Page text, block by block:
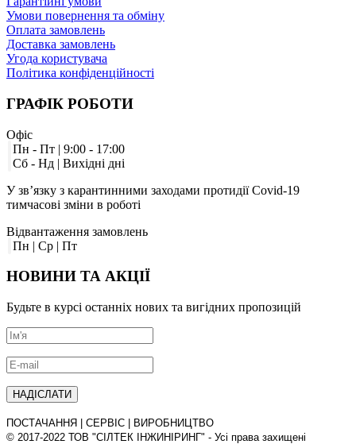
Умови повернення та обміну
Оплата замовлень
Доставка замовлень
Угода користувача
Політика конфіденційності
ГРАФІК РОБОТИ
Офіс
Пн - Пт | 9:00 - 17:00
Сб - Нд | Вихідні дні
У зв’язку з карантинними заходами протидії Covid-19
тимчасові зміни в роботі
Відвантаження замовлень
Пн | Ср | Пт
НОВИНИ ТА АКЦІЇ
Будьте в курсі останніх нових та вигідних пропозицій
ПОСТАЧАННЯ | СЕРВІС | ВИРОБНИЦТВО
© 2017-2022 ТОВ "СІЛТЕК ІНЖИНІРИНГ" - Усі права захищені